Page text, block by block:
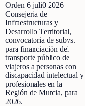
Orden 6 juli0 2026
Consejería de
Infraestructuras y
Desarrollo Territorial,
convocatoria de subvs.
para financiación del
transporte público de
viajeros a personas con
discapacidad intelectual y
profesionales en la
Región de Murcia, para
2026.